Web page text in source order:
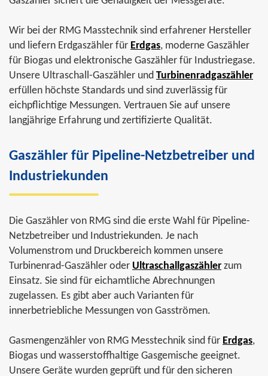
Wir bei der RMG Masstechnik sind erfahrener Hersteller
und liefern Erdgaszähler für Erdgas, moderne Gaszähler
für Biogas und elektronische Gaszähler für Industriegase.
Unsere Ultraschall-Gaszähler und Turbinenradgaszähler
erfüllen höchste Standards und sind zuverlässig für
eichpflichtige Messungen. Vertrauen Sie auf unsere
langjährige Erfahrung und zertifizierte Qualität.
Gaszähler für Pipeline-Netzbetreiber und
Industriekunden
Die Gaszähler von RMG sind die erste Wahl für Pipeline-
Netzbetreiber und Industriekunden. Je nach
Volumenstrom und Druckbereich kommen unsere
Turbinenrad-Gaszähler oder Ultraschallgaszähler zum
Einsatz. Sie sind für eichamtliche Abrechnungen
zugelassen. Es gibt aber auch Varianten für
innerbetriebliche Messungen von Gasströmen.
Gasmengenzähler von RMG Messtechnik sind für Erdgas,
Biogas und wasserstoffhaltige Gasgemische geeignet.
Unsere Geräte wurden geprüft und für den sicheren